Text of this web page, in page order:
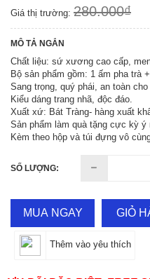
Giá thị trường: 280.000₫
MÔ TẢ NGẮN
Chất liệu: sứ xương cao cấp,
Bộ sản phẩm gồm: 1 ấm pha trà
Sang trọng, quý phái, an toàn
Kiểu dáng trang nhã, độc đáo.
Xuất xứ: Bát Tràng- hàng xuất
Sản phẩm làm quà tặng cực kỳ ý
Kèm theo hộp và túi đựng vô
SỐ LƯỢNG:
MUA NGAY GIỎ
Thêm vào yêu thích